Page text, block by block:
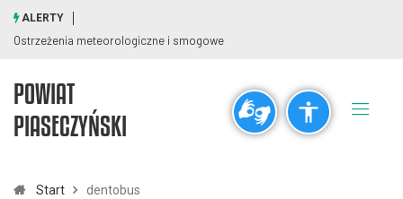
visibility_off title
ALERTY
Ostrzeżenia meteorologiczne i smogowe
POWIAT
PIASECZYŃSKI
Start dentobus